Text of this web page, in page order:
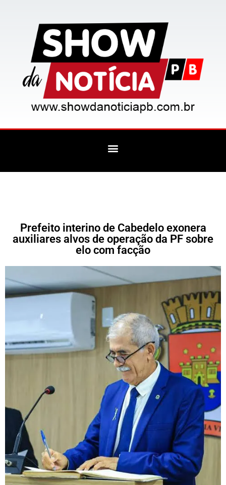
Prefeito interino de Cabedelo exonera
auxiliares alvos de operação da PF sobre
elo com facção